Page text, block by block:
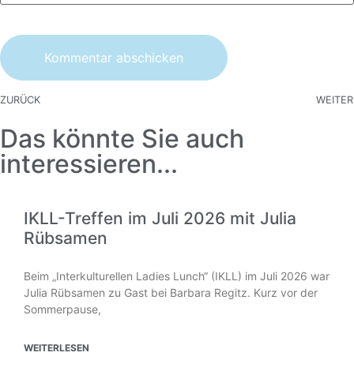
ZURÜCK WEITER
Das könnte Sie auch
interessieren...
IKLL-Treffen im Juli 2026 mit Julia
Rübsamen
Beim „Interkulturellen Ladies Lunch“ (IKLL) im Juli 2026 war
Julia Rübsamen zu Gast bei Barbara Regitz. Kurz vor der
Sommerpause,
WEITERLESEN